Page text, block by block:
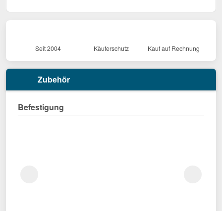
Seit 2004 Käuferschutz Kauf auf Rechnung
Zubehör
Befestigung